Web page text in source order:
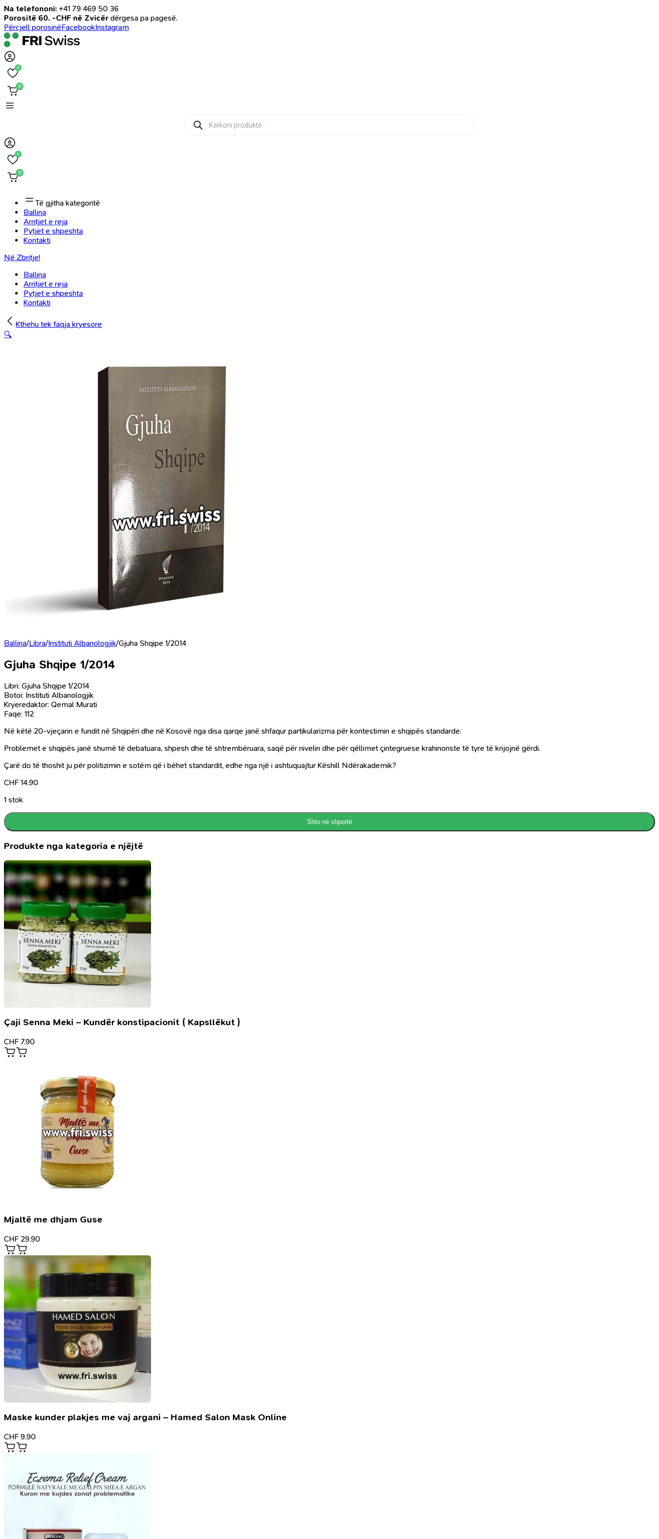
Na telefononi: +41 79 469 50 36
Porositë 60. -CHF në Zvicër dërgesa pa pagesë.
Përcjell porosinëFacebookInstagram
0
0
Products
search
0
0
Të gjitha kategoritë
Ballina
Arritjet e reja
Pytjet e shpeshta
Kontakti
Në Zbritje!
Ballina
Arritjet e reja
Pytjet e shpeshta
Kontakti
Kthehu tek faqja kryesore
🔍
Ballina/Libra/Instituti Albanologjik/Gjuha Shqipe 1/2014
Gjuha Shqipe 1/2014
Libri: Gjuha Shqipe 1/2014
Botoi: Instituti Albanologjik
Kryeredaktor: Qemal Murati
Faqe: 112
Në këtë 20-vjeçarin e fundit në Shqipëri dhe në Kosovë nga disa qarqe janë shfaqur partikularizma për kontestimin e shqipës standarde.
Problemet e shqipës janë shumë të debatuara, shpesh dhe të shtrembëruara, saqë për nivelin dhe për qëllimet çintegruese krahinoriste të tyre të krijojnë gërdi.
Çarë do të thoshit ju për politizimin e sotëm që i bëhet standardit, edhe nga një i ashtuquajtur Këshill Ndërakademik?
CHF 14.90
1 stok
Shto në shportë
Produkte nga kategoria e njëjtë
Çaji Senna Meki – Kundër konstipacionit ( Kapsllëkut )
CHF 7.90
Mjaltë me dhjam Guse
CHF 29.90
Maske kunder plakjes me vaj argani – Hamed Salon Mask Online
CHF 9.90